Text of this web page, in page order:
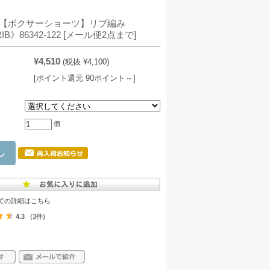
ボクサーショーツ】リブ編み
》86342-122 [メール便2点まで]
¥4,510 (税抜 ¥4,100)
[ポイント還元 90ポイント～]
個
の詳細はこちら
4.3 (3件)